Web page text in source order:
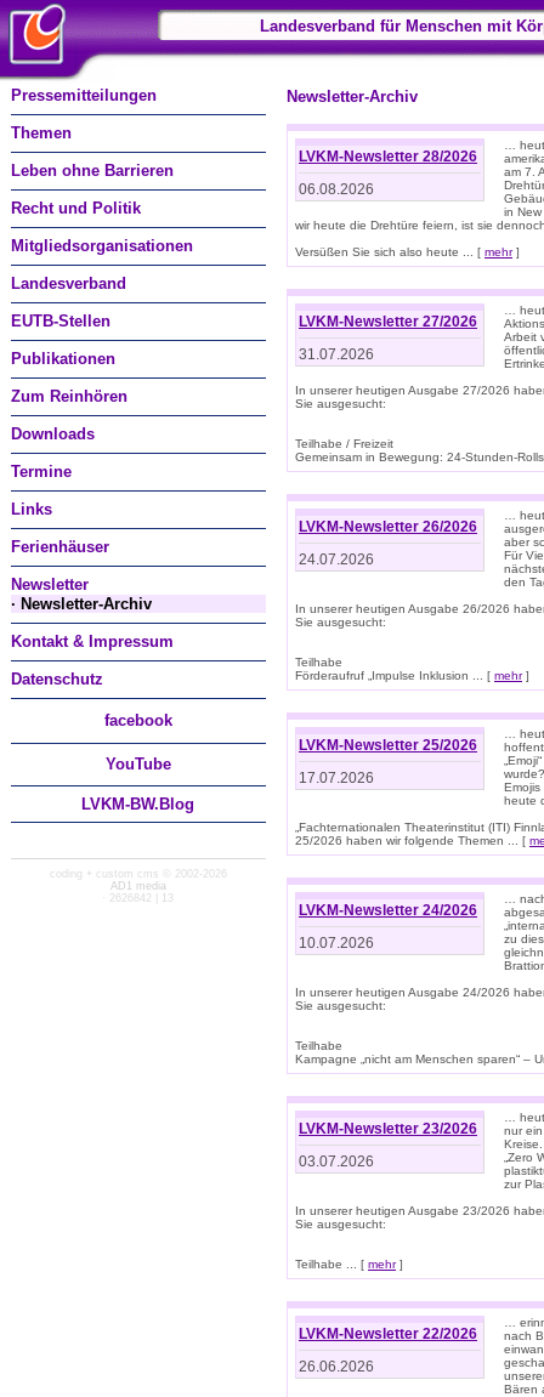
Landesverband für Menschen mit
Pressemitteilungen
Themen
Leben ohne Barrieren
Recht und Politik
Mitgliedsorganisationen
Landesverband
EUTB-Stellen
Publikationen
Zum Reinhören
Downloads
Termine
Links
Ferienhäuser
Newsletter
· Newsletter-Archiv
Kontakt & Impressum
Datenschutz
facebook
YouTube
LVKM-BW.Blog
coding + custom cms © 2002-2026
AD1 media
· 2626842 | 13
Newsletter-Archiv
LVKM-Newsletter 28/2026
06.08.2026
…
am 7.
in
wir heute die Drehtüre feiern, ist sie
Versüßen Sie sich also heute ... [ mehr]
LVKM-Newsletter 27/2026
31.07.2026
…
Arbeit
In unserer heutigen Ausgabe 27/2026
Sie ausgesucht:
Teilhabe / Freizeit
Gemeinsam in Bewegung: 24-Stunden-
LVKM-Newsletter 26/2026
24.07.2026
…
aber
Für
den
In unserer heutigen Ausgabe 26/2026
Sie ausgesucht:
Teilhabe
Förderaufruf „Impulse Inklusion ... [ mehr]
LVKM-Newsletter 25/2026
17.07.2026
…
Emojis
heute
„Fachternationalen Theaterinstitut (ITI)
25/2026 haben wir folgende Themen ... [
LVKM-Newsletter 24/2026
10.07.2026
…
zu
In unserer heutigen Ausgabe 24/2026
Sie ausgesucht:
Teilhabe
Kampagne „nicht am Menschen sparen“ –
LVKM-Newsletter 23/2026
03.07.2026
…
nur
„Zero
zur
In unserer heutigen Ausgabe 23/2026
Sie ausgesucht:
Teilhabe ... [ mehr]
LVKM-Newsletter 22/2026
26.06.2026
…
nach
Bären